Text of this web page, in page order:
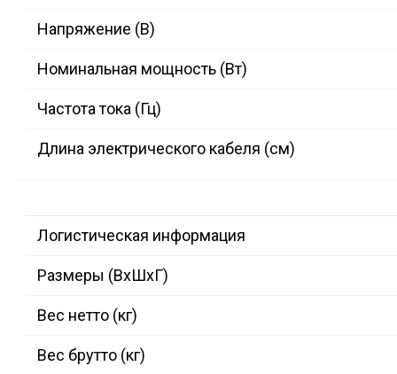
Напряжение (В)
Номинальная мощность (Вт)
Частота тока (Гц)
Длина электрического кабеля (см)
Логистическая информация
Размеры (ВxШxГ)
Вес нетто (кг)
Вес брутто (кг)